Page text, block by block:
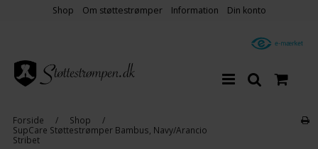
Shop Om støttestrømper Information Din konto
Forside / Shop
/
SupCare Støttestrømper Bambus, Navy/Arancio
Stribet